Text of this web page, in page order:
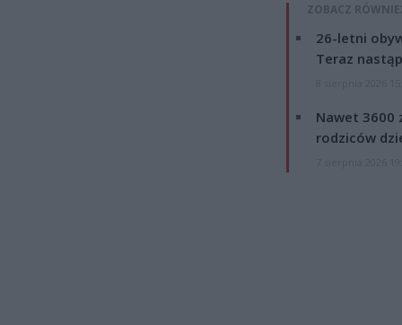
ZOBACZ
26-letni
Teraz
Nawet 3600
rodziców